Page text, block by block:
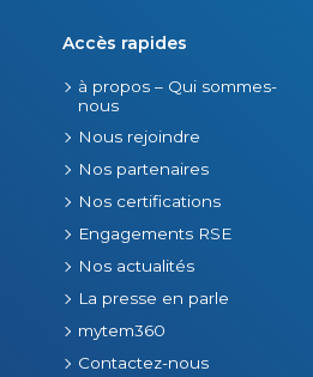
Accès rapides
à propos – Qui sommes-
nous
Nous rejoindre
Nos partenaires
Nos certifications
Engagements RSE
Nos actualités
La presse en parle
mytem360
Contactez-nous